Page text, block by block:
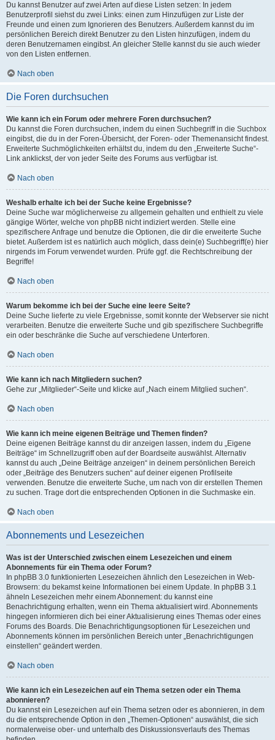
Du kannst Benutzer auf zwei Arten auf diese Listen setzen: In jedem
Benutzerprofil siehst du zwei Links: einen zum Hinzufügen zur Liste der
Freunde und einen zum Ignorieren des Benutzers. Außerdem kannst du im
persönlichen Bereich direkt Benutzer zu den Listen hinzufügen, indem du
deren Benutzernamen eingibst. An gleicher Stelle kannst du sie auch wieder
von den Listen entfernen.
Nach oben
Die Foren durchsuchen
Wie kann ich ein Forum oder mehrere Foren durchsuchen?
Du kannst die Foren durchsuchen, indem du einen Suchbegriff in die Suchbox
eingibst, die du in der Foren-Übersicht, der Foren- oder Themenansicht findest.
Erweiterte Suchmöglichkeiten erhältst du, indem du den „Erweiterte Suche“-
Link anklickst, der von jeder Seite des Forums aus verfügbar ist.
Nach oben
Weshalb erhalte ich bei der Suche keine Ergebnisse?
Deine Suche war möglicherweise zu allgemein gehalten und enthielt zu viele
gängige Wörter, welche von phpBB nicht indiziert werden. Stelle eine
spezifischere Anfrage und benutze die Optionen, die dir die erweiterte Suche
bietet. Außerdem ist es natürlich auch möglich, dass dein(e) Suchbegriff(e) hier
nirgends im Forum verwendet wurden. Prüfe ggf. die Rechtschreibung der
Begriffe!
Nach oben
Warum bekomme ich bei der Suche eine leere Seite?
Deine Suche lieferte zu viele Ergebnisse, somit konnte der Webserver sie nicht
verarbeiten. Benutze die erweiterte Suche und gib spezifischere Suchbegriffe
ein oder beschränke die Suche auf verschiedene Unterforen.
Nach oben
Wie kann ich nach Mitgliedern suchen?
Gehe zur „Mitglieder“-Seite und klicke auf „Nach einem Mitglied suchen“.
Nach oben
Wie kann ich meine eigenen Beiträge und Themen finden?
Deine eigenen Beiträge kannst du dir anzeigen lassen, indem du „Eigene
Beiträge“ im Schnellzugriff oben auf der Boardseite auswählst. Alternativ
kannst du auch „Deine Beiträge anzeigen“ in deinem persönlichen Bereich
oder „Beiträge des Benutzers suchen“ auf deiner eigenen Profilseite
verwenden. Benutze die erweiterte Suche, um nach von dir erstellen Themen
zu suchen. Trage dort die entsprechenden Optionen in die Suchmaske ein.
Nach oben
Abonnements und Lesezeichen
Was ist der Unterschied zwischen einem Lesezeichen und einem
Abonnements für ein Thema oder Forum?
In phpBB 3.0 funktionierten Lesezeichen ähnlich den Lesezeichen in Web-
Browsern: du bekamst keine Informationen bei einem Update. In phpBB 3.1
ähneln Lesezeichen mehr einem Abonnement: du kannst eine
Benachrichtigung erhalten, wenn ein Thema aktualisiert wird. Abonnements
hingegen informieren dich bei einer Aktualisierung eines Themas oder eines
Forums des Boards. Die Benachrichtigungsoptionen für Lesezeichen und
Abonnements können im persönlichen Bereich unter „Benachrichtigungen
einstellen“ geändert werden.
Nach oben
Wie kann ich ein Lesezeichen auf ein Thema setzen oder ein Thema
abonnieren?
Du kannst ein Lesezeichen auf ein Thema setzen oder es abonnieren, in dem
du die entsprechende Option in den „Themen-Optionen“ auswählst, die sich
normalerweise ober- und unterhalb des Diskussionsverlaufs des Themas